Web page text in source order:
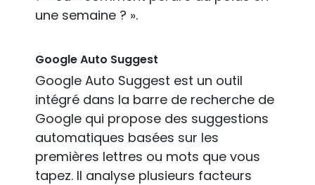
une semaine ? ».
Google Auto Suggest
Google Auto Suggest est un outil
intégré dans la barre de recherche de
Google qui propose des suggestions
automatiques basées sur les
premières lettres ou mots que vous
tapez. Il analyse plusieurs facteurs